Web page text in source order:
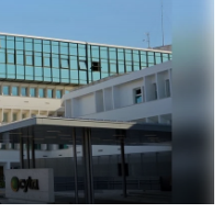
δυτικά των
των χώρων